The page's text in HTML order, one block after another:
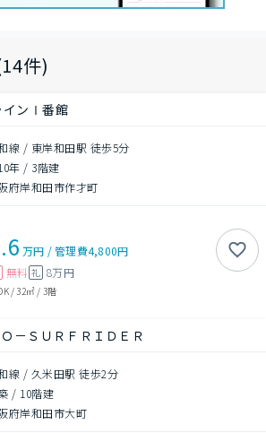
件)
インⅠ番館
線 / 東岸和田駅 徒歩5分
年 / 3階建
府岸和田市作才町
万円 /管理費4,800円
無料 礼 8万円
/32㎡ / 3階
Ｏ－ＳＵＲＦＲＩＤＥＲ
線 / 久米田駅 徒歩2分
/ 10階建
府岸和田市大町